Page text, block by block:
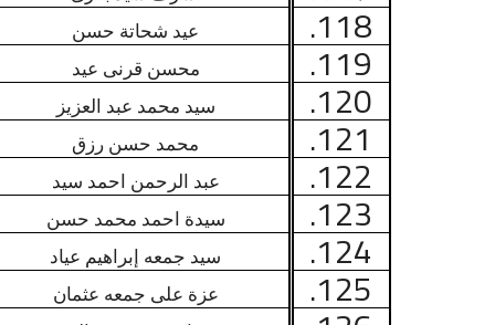
118. عيد شحاتة حسن
119. محسن قرنى عيد
120. سيد محمد عبد العزيز
121. محمد حسن رزق
122. عبد الرحمن احمد سيد
123. سيدة احمد محمد حسن
124. سيد جمعه إبراهيم عياد
125. عزة على جمعه عثمان